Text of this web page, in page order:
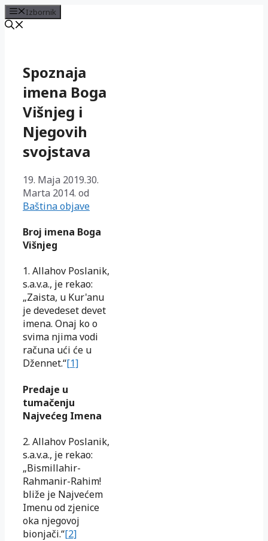
Izbornik
sadržajSpoznaja
imena Boga
Višnjeg i
Njegovih
svojstava
19. Maja 2019.30.
Marta 2014. od
Baština objave
Broj imena Boga
Višnjeg
1. Allahov Poslanik,
s.a.v.a., je rekao:
„Zaista, u Kur'anu
je devedeset devet
imena. Onaj ko o
svima njima vodi
računa ući će u
Džennet.“[1]
Predaje u
tumačenju
Najvećeg Imena
2. Allahov Poslanik,
s.a.v.a., je rekao:
„Bismillahir-
Rahmanir-Rahim!
bliže je Najvećem
Imenu od zjenice
oka njegovoj
bionjači.“[2]